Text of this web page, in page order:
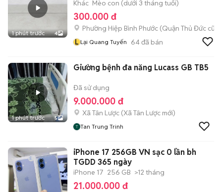
1 phút trước 4
Khác Mèo con (dưới 3 tháng tuổi)
300.000 đ
Phường Hiệp Bình Phước (Quận Thủ Đức cũ)
L Lại Quang Tuyến 64đã bán
1 phút trước 5
Giường bệnh đa năng Lucass GB TB5
Đã sử dụng
9.000.000 đ
Xã Tân Lược (Xã Tân Lược mới)
Tan Trung Trinh
iPhone 17 256GB VN sạc 0 lần bh
TGDD 365 ngày
iPhone 17 256 GB >12 tháng
21.000.000 đ